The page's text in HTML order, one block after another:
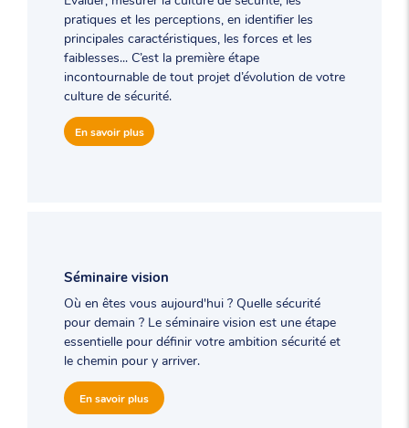
pratiques et les perceptions, en identifier les
principales caractéristiques, les forces et les
faiblesses... C’est la première étape
incontournable de tout projet d’évolution de votre
culture de sécurité.
En savoir plus
Séminaire vision
Où en êtes vous aujourd'hui ? Quelle sécurité
pour demain ? Le séminaire vision est une étape
essentielle pour définir votre ambition sécurité et
le chemin pour y arriver.
En savoir plus